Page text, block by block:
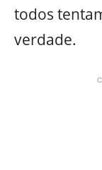
todos
verdade.